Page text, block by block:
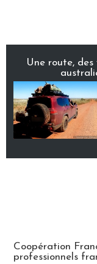
Une route, des
Coopération
professionnels